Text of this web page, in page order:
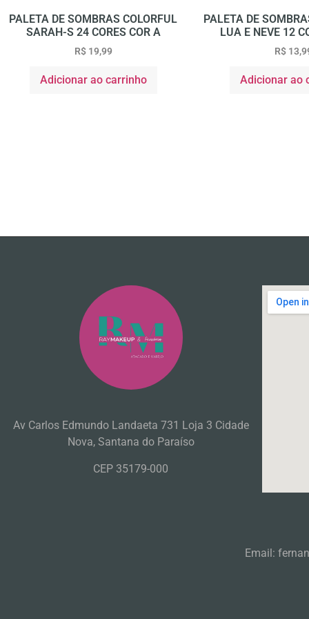
PALETA DE SOMBRAS COLORFUL
SARAH-S 24 CORES COR A
R$19,99
Adicionar ao carrinho
PALETA DE
LUA E NEVE 12
R$
Adicionar ao
Av Carlos Edmundo Landaeta 731 Loja 3 Cidade
Nova, Santana do Paraíso
CEP 35179-000
Email: